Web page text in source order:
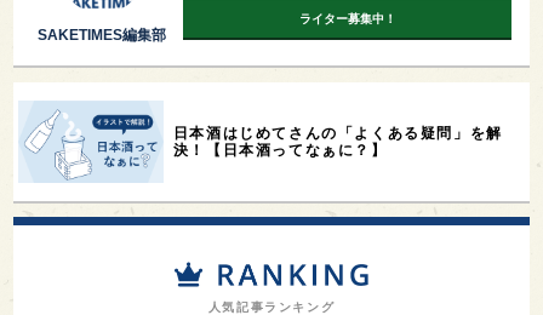
SAKETIMES編集部
ライター募集中！
日本酒はじめてさんの「よくある疑問」を解
決！【日本酒ってなぁに？】
人気記事ランキング